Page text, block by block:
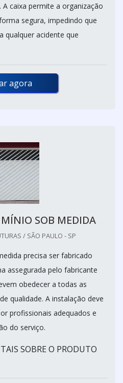
caixa permite a organização
segura, impedindo que
qualquer acidente que
agora
SOB MEDIDA
/ SÃO PAULO - SP
precisa ser fabricado
assegurada pelo fabricante
obedecer a todas as
qualidade. A instalação deve
profissionais adequados e
do serviço.
SOBRE O PRODUTO